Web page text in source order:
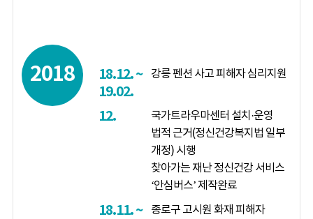
2018
18.12. ~
19.02.
강릉 펜션 사고 피해자 심리지원
12.
국가트라우마센터 설치·운영
법적 근거(정신건강복지법 일부
개정) 시행
찾아가는 재난 정신건강 서비스
‘안심버스’ 제작완료
18.11. ~
종로구 고시원 화재 피해자